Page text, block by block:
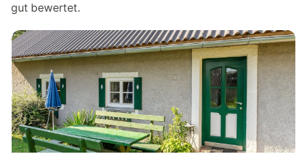
gut bewertet.